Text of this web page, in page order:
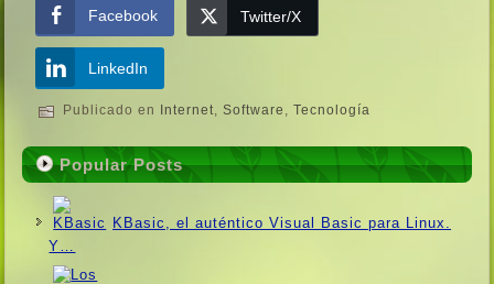
Facebook
Twitter/X
LinkedIn
Publicado en Internet,Software ,Tecnologí­a
Popular Posts
KBasic, el auténtico Visual Basic para Linux.
Y…